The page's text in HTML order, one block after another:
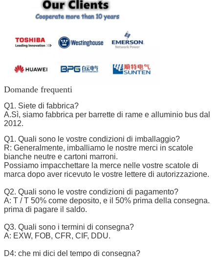
Domande frequenti
Q1. Siete di fabbrica?
A.Sì, siamo fabbrica per barrette di rame e alluminio bus dal
2012.
Q1. Quali sono le vostre condizioni di imballaggio?
R: Generalmente, imballiamo le nostre merci in scatole
bianche neutre e cartoni marroni.
Possiamo impacchettare la merce nelle vostre scatole di
marca dopo aver ricevuto le vostre lettere di autorizzazione.
Q2. Quali sono le vostre condizioni di pagamento?
A: T / T 50% come deposito, e il 50% prima della consegna.
prima di pagare il saldo.
Q3. Quali sono i termini di consegna?
A: EXW, FOB, CFR, CIF, DDU.
D4: che mi dici del tempo di consegna?